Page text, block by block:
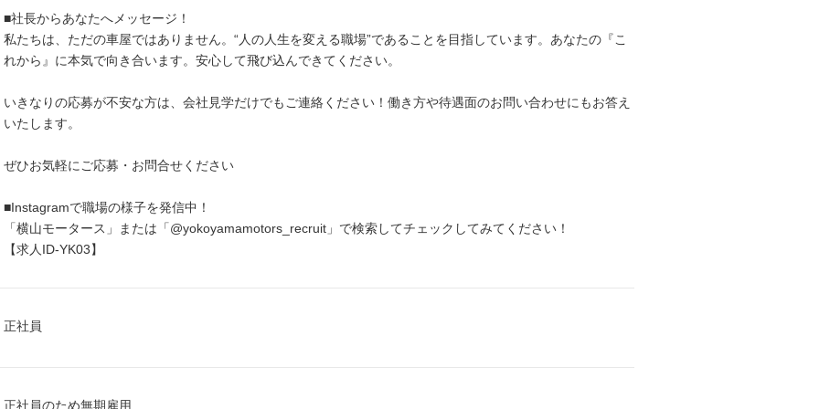
■社長からあなたへメッセージ！
私たちは、ただの車屋ではありません。“人の人生を変える職場”であることを目指しています。あなたの『こ
れから』に本気で向き合います。安心して飛び込んできてください。
いきなりの応募が不安な方は、会社見学だけでもご連絡ください！働き方や待遇面のお問い合わせにもお答え
いたします。
ぜひお気軽にご応募・お問合せください
■Instagramで職場の様子を発信中！
「横山モータース」または「@yokoyamamotors_recruit」で検索してチェックしてみてください！
【求人ID-YK03】
正社員
正社員のため無期雇用